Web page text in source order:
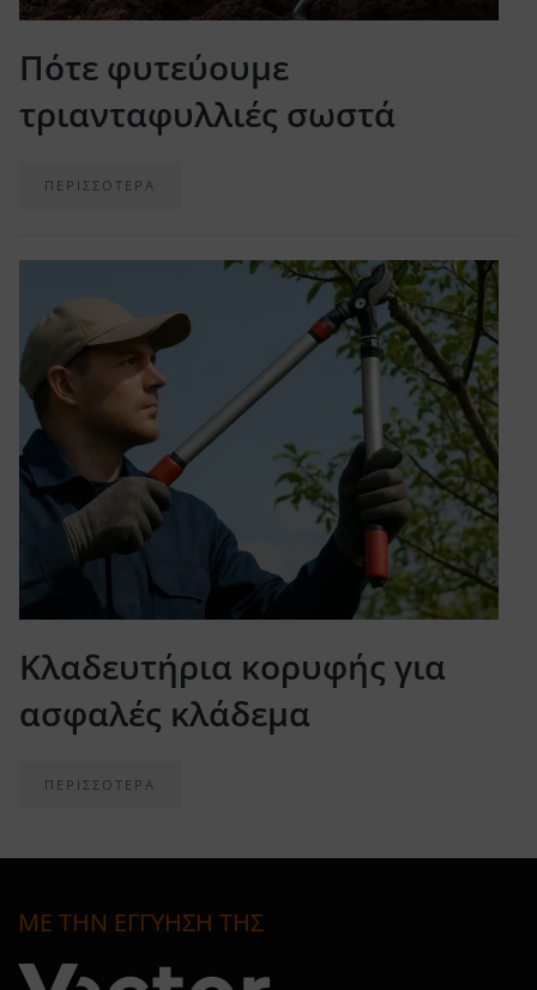
Πότε φυτεύουμε
τριανταφυλλιές σωστά
ΠΕΡΙΣΣΟΤΕΡΑ
Κλαδευτήρια κορυφής για
ασφαλές κλάδεμα
ΠΕΡΙΣΣΟΤΕΡΑ
ΜΕ ΤΗΝ ΕΓΓΥΗΣΗ ΤΗΣ